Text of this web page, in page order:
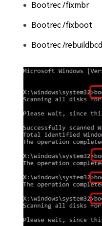
Bootrec /fixmbr
Bootrec /fixboot
Bootrec /rebuildbcd